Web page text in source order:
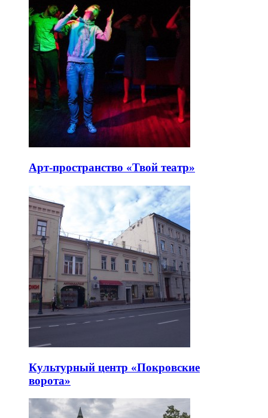
Арт-пространство «Твой театр»
Культурный центр «Покровские
ворота»